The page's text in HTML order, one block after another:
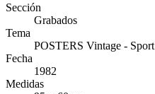
Sección
Grabados
Tema
POSTERS Vintage - Sport
Fecha
1982
Medidas